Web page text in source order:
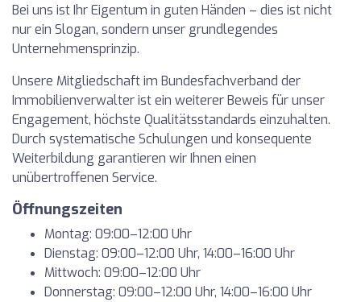
Bei uns ist Ihr Eigentum in guten Händen – dies ist nicht
nur ein Slogan, sondern unser grundlegendes
Unternehmensprinzip.
Unsere Mitgliedschaft im Bundesfachverband der
Immobilienverwalter ist ein weiterer Beweis für unser
Engagement, höchste Qualitätsstandards einzuhalten.
Durch systematische Schulungen und konsequente
Weiterbildung garantieren wir Ihnen einen
unübertroffenen Service.
Öffnungszeiten
Montag: 09:00–12:00 Uhr
Dienstag: 09:00–12:00 Uhr, 14:00–16:00 Uhr
Mittwoch: 09:00–12:00 Uhr
Donnerstag: 09:00–12:00 Uhr, 14:00–16:00 Uhr